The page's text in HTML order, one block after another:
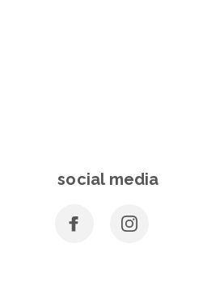
social media